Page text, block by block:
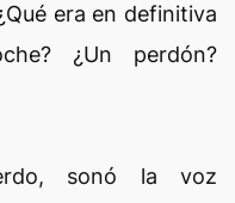
era en definitiva
¿Un perdón?
sonó la voz